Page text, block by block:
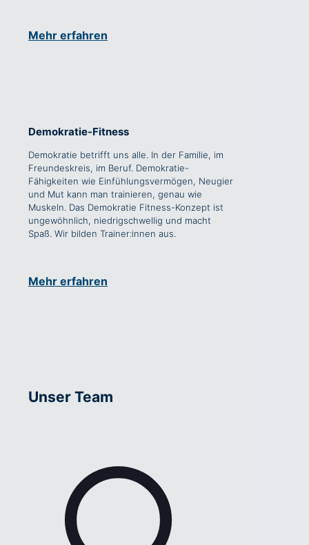
Mehr erfahren
Demokratie-Fitness
Demokratie betrifft uns alle. In der Familie, im
Freundeskreis, im Beruf. Demokratie-
Fähigkeiten wie Einfühlungsvermögen, Neugier
und Mut kann man trainieren, genau wie
Muskeln. Das Demokratie Fitness-Konzept ist
ungewöhnlich, niedrigschwellig und macht
Spaß. Wir bilden Trainer:innen aus.
Mehr erfahren
Unser Team